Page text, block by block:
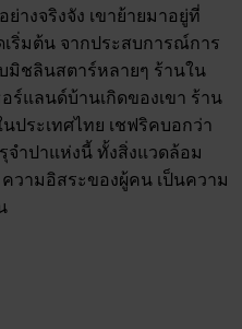
างจริงจัง เขาย้ายมาอยู่ที่
เริ่มต้น จากประสบการณ์การ
มิชลินสตาร์หลายๆ ร้านใน
ร์แลนด์บ้านเกิดของเขา ร้าน
ประเทศไทย เชฟริคบอกว่า
จำปาแห่งนี้ ทั้งสิ่งแวดล้อม
วามอิสระของผู้คน เป็นความ